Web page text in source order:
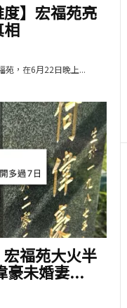
度】宏福苑亮
苑，在6月22日晚上...
福苑大火半
豪未婚妻...